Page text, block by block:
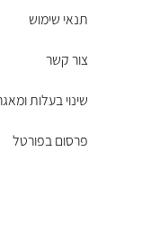
תנאי שימוש
צור קשר
שינוי בעלות
פרסום בפורטל